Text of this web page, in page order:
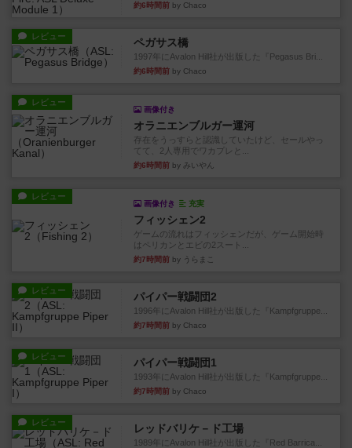
約6時間前 by Chaco
レビュー ペガサス橋
1997年にAvalon Hill社が出版した『Pegasus Bri...
約6時間前 by Chaco
レビュー
画像付き
オラニエンブルガー運河
存在をうっすらと認識していたけど、セールやっ
てて、2人専用でワカプレと...
約6時間前 by みいやん
レビュー
画像付き 充実
フィッシェン2
ゲームの流れはフィッシェンだが、ゲーム開始時
はペリカンとエビの2スート...
約7時間前 by うらまこ
レビュー パイパー戦闘団2
1996年にAvalon Hill社が出版した『Kampfgruppe...
約7時間前 by Chaco
レビュー パイパー戦闘団1
1993年にAvalon Hill社が出版した『Kampfgruppe...
約7時間前 by Chaco
レビュー レッドバリケ－ド工場
1989年にAvalon Hill社が出版した『Red Barrica...